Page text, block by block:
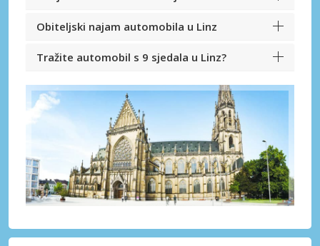
Obiteljski najam automobila u Linz
Tražite automobil s 9 sjedala u Linz?